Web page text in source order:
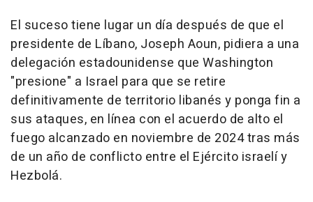
El suceso tiene lugar un día después de que el
presidente de Líbano, Joseph Aoun, pidiera a una
delegación estadounidense que Washington
"presione" a Israel para que se retire
definitivamente de territorio libanés y ponga fin a
sus ataques, en línea con el acuerdo de alto el
fuego alcanzado en noviembre de 2024 tras más
de un año de conflicto entre el Ejército israelí y
Hezbolá.